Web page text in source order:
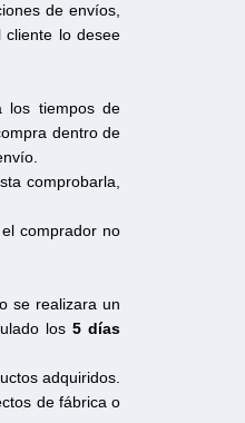
de envíos,
cliente lo desee
los tiempos de
dentro de
comprobarla,
comprador no
se realizara un
los 5 días
adquiridos.
de fábrica o